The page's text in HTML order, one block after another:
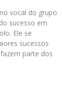
vocal do grupo
sucesso em
Ele se
sucessos
parte dos